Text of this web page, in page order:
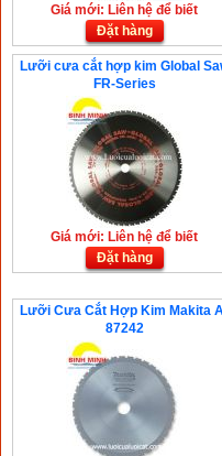
Giá mới: Liên hệ để biết
Đặt hàng
Lưỡi cưa cắt hợp kim Global
FR-Series
Giá mới: Liên hệ để biết
Đặt hàng
Lưỡi Cưa Cắt Hợp Kim Makita
87242